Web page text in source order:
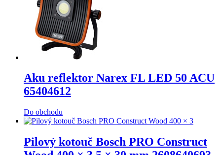
Aku reflektor Narex FL LED 50 ACU
65404612
Do obchodu
Pilový kotouč Bosch PRO Construct